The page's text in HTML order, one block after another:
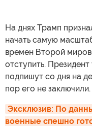
На днях Трамп
начать самую
времен Второй
отступить.
подпишут со дня на
пор его не заключили.
Эксклюзив: По
военные спешно